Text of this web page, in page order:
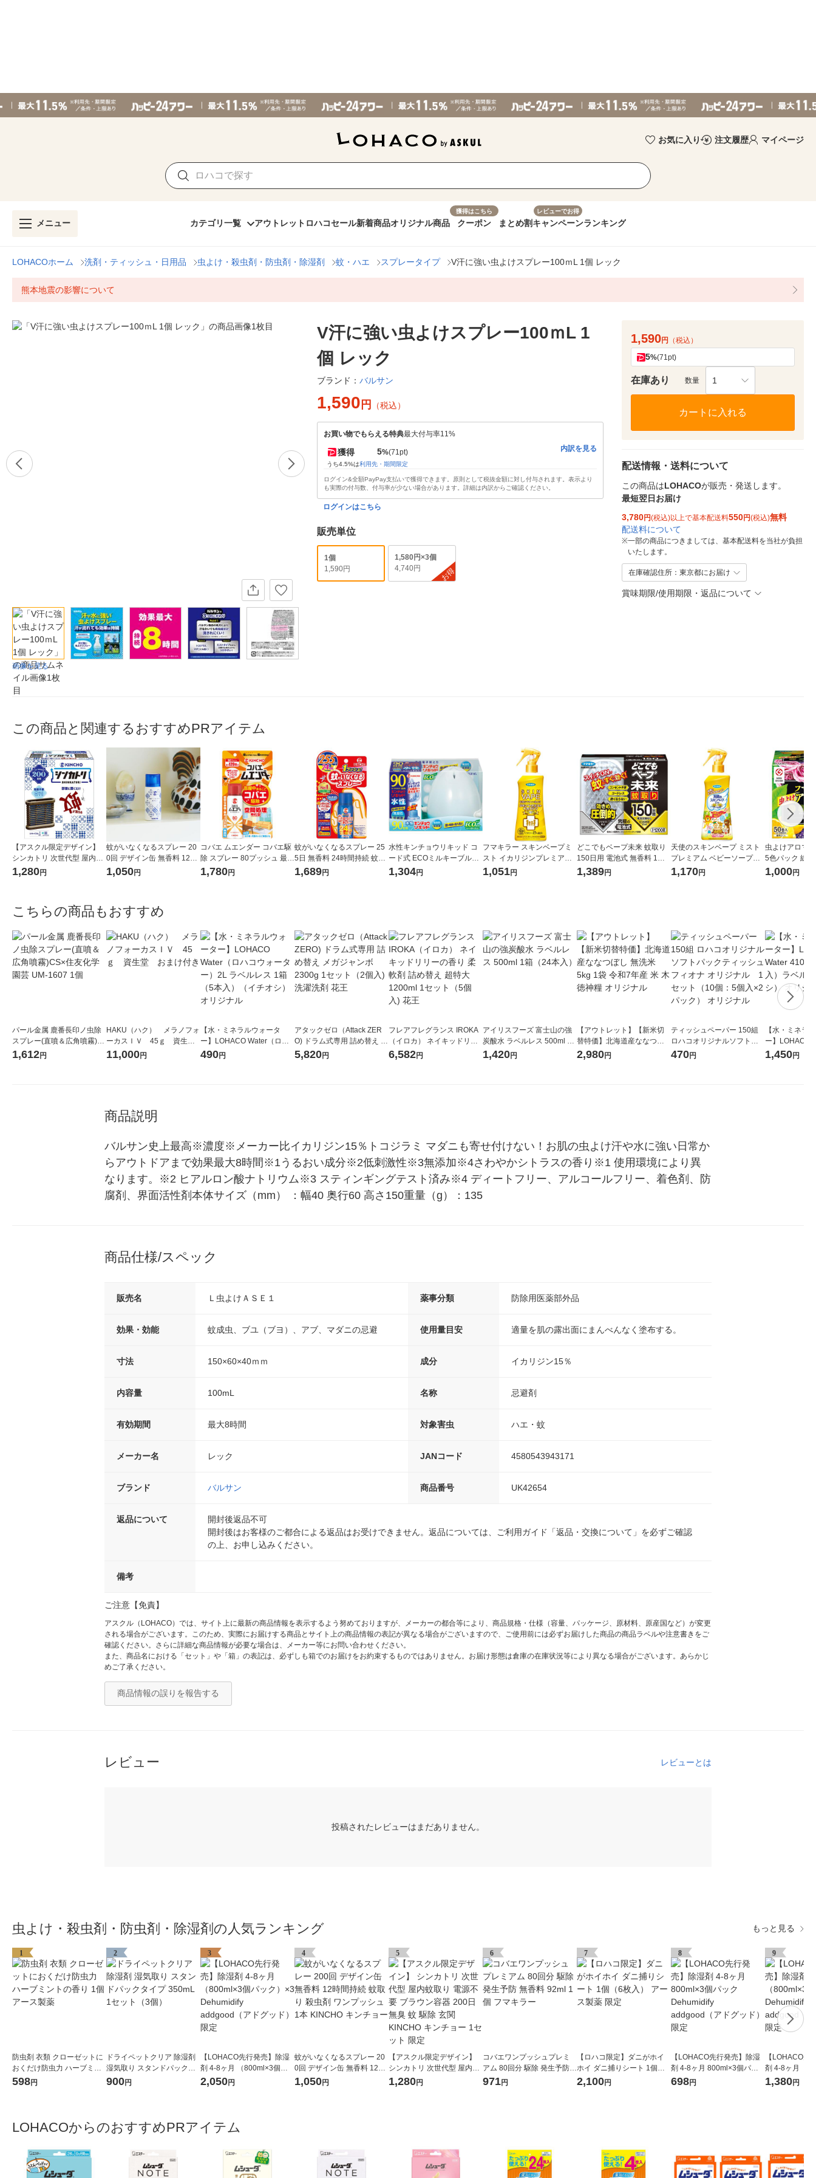
お気に入り 注文履歴 マイページ
メニュー カテゴリ一覧 アウトレット ロハコセール新着商品オリジナル商品
獲得はこちら
クーポン まとめ割
レビューでお得
キャンペーンランキング
LOHACOホーム 洗剤・ティッシュ・日用品 虫よけ・殺虫剤・防虫剤・除湿剤 蚊・ハエ スプレータイプ V汗に強い虫よけスプレー100ｍL 1個 レック
熊本地震の影響について
画像を見る
V汗に強い虫よけスプレー100ｍL 1
個 レック
ブランド： バルサン
1,590 円 （税込）
お買い物でもらえる特典最大付与率11%
獲得 5%(71pt)
うち4.5%は利用先・期間限定
内訳を見る
ログイン&全額PayPay支払いで獲得できます。原則として税抜金額に対し付与されます。表示より
も実際の付与数、付与率が少ない場合があります。詳細は内訳からご確認ください。
ログインはこちら
販売単位
1個
1,590円
1,580円×3個
4,740円
お得
1,590円 （税込）
5%(71pt)
在庫あり 数量 1
カートに入れる
配送情報・送料について
この商品はLOHACOが販売・発送します。
最短翌日お届け
3,780円(税込)以上で基本配送料550円(税込)無料
配送料について
※一部の商品につきましては、基本配送料を当社が負担
いたします。
在庫確認住所：東京都にお届け
賞味期限/使用期限・返品について
この商品と関連するおすすめPRアイテム
【アスクル限定デザイン】
シンカトリ 次世代型 屋内蚊
取り 電源不要 ブラウン容器
1,280円
蚊がいなくなるスプレー 20
0回 デザイン缶 無香料 12時
間持続 蚊取り 殺虫剤 ワンプ
1,050円
コバエ ムエンダー コバエ駆
除 スプレー 80プッシュ 最大
120畳 1本 KINCHO キンチ
1,780円
蚊がいなくなるスプレー 25
5日 無香料 24時間持続 蚊取
り 駆除 殺虫剤 ワンプッシュ
1,689円
水性キンチョウリキッド コ
ード式 ECOミルキーブルー
セット 約90日 無香料 器具
1,304円
フマキラー スキンベープミ
スト イカリジンプレミアム2
00mL トコジラミ アブ マ
1,051円
どこでもベープ未来 蚊取り
150日用 電池式 無香料 1個
フマキラー
1,389円
天使のスキンベープ ミスト
プレミアム ベビーソープの
香り 200ml 1個 お肌の虫よ
1,170円
虫よけアロマ
5色パック 線
マキラー
1,000円
こちらの商品もおすすめ
パール金属 鹿番長印ノ虫除
スプレー(直噴＆広角噴霧)C
S×住友化学園芸 UM-1607 1
1,612円
HAKU（ハク） メラノフォ
ーカスＩＶ 45ｇ 資生
堂 おまけ付き
11,000円
【水・ミネラルウォータ
ー】LOHACO Water（ロハ
コウォーター）2L ラベルレ
490円
アタックゼロ（Attack ZER
O) ドラム式専用 詰め替え メ
ガジャンボ 2300g 1セット
5,820円
フレアフレグランス IROKA
（イロカ） ネイキッドリリ
ーの香り 柔軟剤 詰め替え 超
6,582円
アイリスフーズ 富士山の強
炭酸水 ラベルレス 500ml 1
箱（24本入）
1,420円
【アウトレット】【新米切
替特価】北海道産ななつぼ
し 無洗米 5kg 1袋 令和7年産
2,980円
ティッシュペーパー 150組
ロハコオリジナルソフトパ
ックティッシュ フィオナ オ
470円
【水・ミネラ
ー】LOHACO
1箱（20本入
1,450円
商品説明
バルサン史上最高※濃度※メーカー比イカリジン15％トコジラミ マダニも寄せ付けない！お肌の虫よけ汗や水に強い日常か
らアウトドアまで効果最大8時間※1うるおい成分※2低刺激性※3無添加※4さわやかシトラスの香り※1 使用環境により異
なります。※2 ヒアルロン酸ナトリウム※3 スティンギングテスト済み※4 ディートフリー、アルコールフリー、着色剤、防
腐剤、界面活性剤本体サイズ（mm） ：幅40 奥行60 高さ150重量（g）：135
商品仕様/スペック
販売名 Ｌ虫よけＡＳＥ１ 薬事分類 防除用医薬部外品
効果・効能 蚊成虫、ブユ（ブヨ）、アブ、マダニの忌避 使用量目安 適量を肌の露出面にまんべんなく塗布する。
寸法 150×60×40ｍｍ 成分 イカリジン15％
内容量 100mL 名称 忌避剤
有効期間 最大8時間 対象害虫 ハエ・蚊
メーカー名 レック JANコード 4580543943171
ブランド バルサン 商品番号 UK42654
返品について
開封後返品不可
開封後はお客様のご都合による返品はお受けできません。返品については、ご利用ガイド「返品・交換について」を必ずご確認
の上、お申し込みください。
備考
ご注意【免責】
アスクル（LOHACO）では、サイト上に最新の商品情報を表示するよう努めておりますが、メーカーの都合等により、商品規格・仕様（容量、パッケージ、原材料、原産国など）が変更
される場合がございます。このため、実際にお届けする商品とサイト上の商品情報の表記が異なる場合がございますので、ご使用前には必ずお届けした商品の商品ラベルや注意書きをご
確認ください。さらに詳細な商品情報が必要な場合は、メーカー等にお問い合わせください。
また、商品名における「セット」や「箱」の表記は、必ずしも箱でのお届けをお約束するものではありません。お届け形態は倉庫の在庫状況等により異なる場合がございます。あらかじ
めご了承ください。
商品情報の誤りを報告する
レビュー レビューとは
投稿されたレビューはまだありません。
虫よけ・殺虫剤・防虫剤・除湿剤の人気ランキング もっと見る
1
防虫剤 衣類 クローゼットに
おくだけ防虫力 ハーブミン
トの香り 1個 アース製薬
598円
2
ドライペットクリア 除湿剤
湿気取り スタンドパックタ
イプ 350mL 1セット（3個）
900円
3
【LOHACO先行発売】除湿
剤 4-8ヶ月 （800ml×3個パ
ック）×3 Dehumidify addgo
2,050円
4
蚊がいなくなるスプレー 20
0回 デザイン缶 無香料 12時
間持続 蚊取り 殺虫剤 ワンプ
1,050円
5
【アスクル限定デザイン】
シンカトリ 次世代型 屋内蚊
取り 電源不要 ブラウン容器
1,280円
6
コバエワンプッシュプレミ
アム 80回分 駆除 発生予防
無香料 92ml 1個 フマキラー
971円
7
【ロハコ限定】ダニがホイ
ホイ ダニ捕りシート 1個（6
枚入） アース製薬 限定
2,100円
8
【LOHACO先行発売】除湿
剤 4-8ヶ月 800ml×3個パッ
ク Dehumidify addgood（ア
698円
9
【LOHACO先
剤 4-8ヶ月 （
ック）×2
1,380円
LOHACOからのおすすめPRアイテム